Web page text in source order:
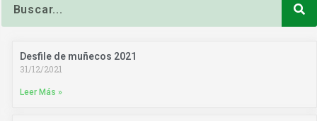
Desfile de muñecos 2021
31/12/2021
Leer Más »